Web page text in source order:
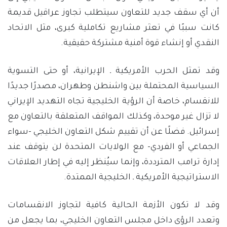
أن أي سقف جديد للتعاون سيتطلب تجاوز عراقيل قديمة
كانت سببًا في تعثر مشاريع تكاملية كبرى، مثل الاتحاد
النقدي أو إنشاء قوة أمنية مشتركة حقيقية.
وقد تمثل الحرب الأمريكية ـ الإيرانية، أو حتى التسوية
السياسية المحتملة بين واشنطن وطهران، مصدرًا جديدًا
للانقسام، خاصة أن الرؤية الخليجية تجاه التهديد الإيراني
لا تزال غير موحدة، وكذلك المواقف المتعلقة بالتعاون مع
إسرائيل. فضلًا عن أن تقييم شكل التعاون الخليجي -سواء
الجماعي أو الفردي- مع الولايات المتحدة لن يتوقف عند
إدارة ترامب المترددة، وإنما سيُنظر إليه في إطار العلاقات
الاستراتيجية الأمريكية ـ الخليجية الممتدة.
وقد لا تكون الأزمة الحالية كافية لتجاوز الانقسامات
وتعدد الرؤى داخل مجلس التعاون الخليجي، بما يجعل من